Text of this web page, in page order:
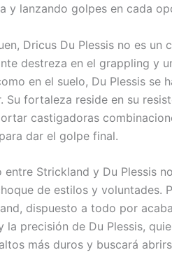
y lanzando golpes en cada
Dricus Du Plessis no es un
destreza en el grappling y
en el suelo, Du Plessis se
Su fortaleza reside en su
castigadoras
dar el golpe final.
entre Strickland y Du Plessis
de estilos y voluntades.
dispuesto a todo por
la precisión de Du Plessis,
más duros y buscará